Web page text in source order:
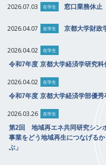
2026.07.03 在学生 窓口業務休止
2026.04.07 在学生 京都大学財政
2026.04.02 在学生
令和7年度 京都大学経済学研究
2026.04.02 在学生
令和7年度 京都大学経済学部優
2026.03.26 在学生
第2回 地域再エネ共同研究シン
事業をどう地域再生につなげる
ぶ」